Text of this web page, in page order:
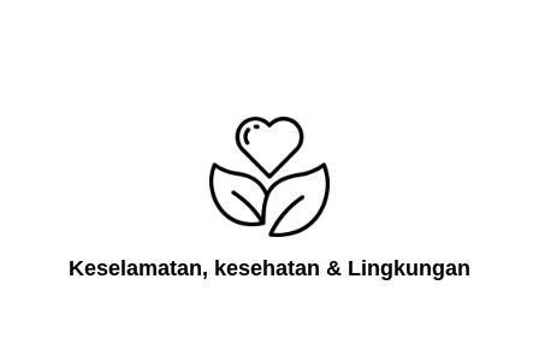
Keselamatan, kesehatan & Lingkungan